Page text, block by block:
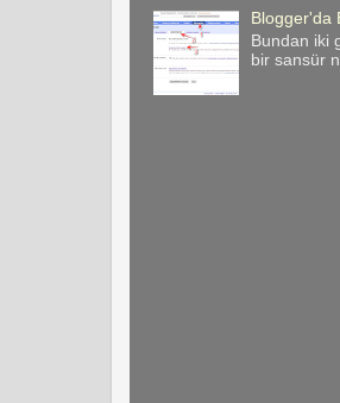
Blogger'da
Bundan iki
bir sansür